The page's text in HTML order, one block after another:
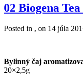
02 Biogena
Posted in , on 14 júla
Bylinný čaj
20×2,5g